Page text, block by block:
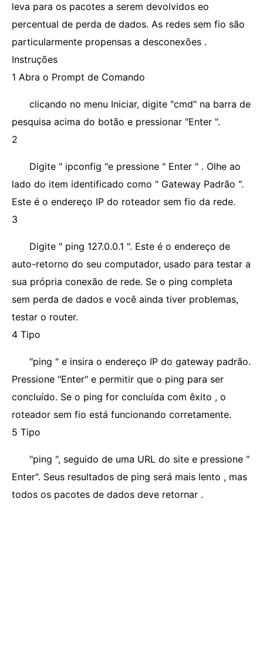
leva para os pacotes a serem devolvidos eo
percentual de perda de dados. As redes sem fio são
particularmente propensas a desconexões .
Instruções
1 Abra o Prompt de Comando
clicando no menu Iniciar, digite "cmd" na barra de
pesquisa acima do botão e pressionar "Enter ".
2
Digite " ipconfig "e pressione " Enter " . Olhe ao
lado do item identificado como " Gateway Padrão ".
Este é o endereço IP do roteador sem fio da rede.
3
Digite " ping 127.0.0.1 ". Este é o endereço de
auto-retorno do seu computador, usado para testar a
sua própria conexão de rede. Se o ping completa
sem perda de dados e você ainda tiver problemas,
testar o router.
4 Tipo
"ping " e insira o endereço IP do gateway padrão.
Pressione "Enter" e permitir que o ping para ser
concluído. Se o ping for concluída com êxito , o
roteador sem fio está funcionando corretamente.
5 Tipo
"ping ", seguido de uma URL do site e pressione "
Enter". Seus resultados de ping será mais lento , mas
todos os pacotes de dados deve retornar .